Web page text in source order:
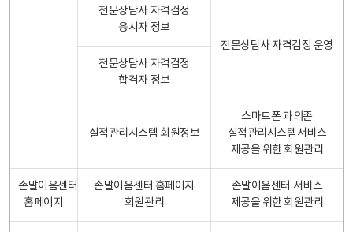
전문상담사 자격검정
응시자 정보
전문상담사 자격검정 운영
전문상담사 자격검정
합격자 정보
실적관리시스템 회원정보
스마트폰 과의존
실적관리시스템서비스
제공을 위한 회원관리
손말이음센터
홈페이지
손말이음센터 홈페이지
회원관리
손말이음센터 서비스
제공을 위한 회원관리